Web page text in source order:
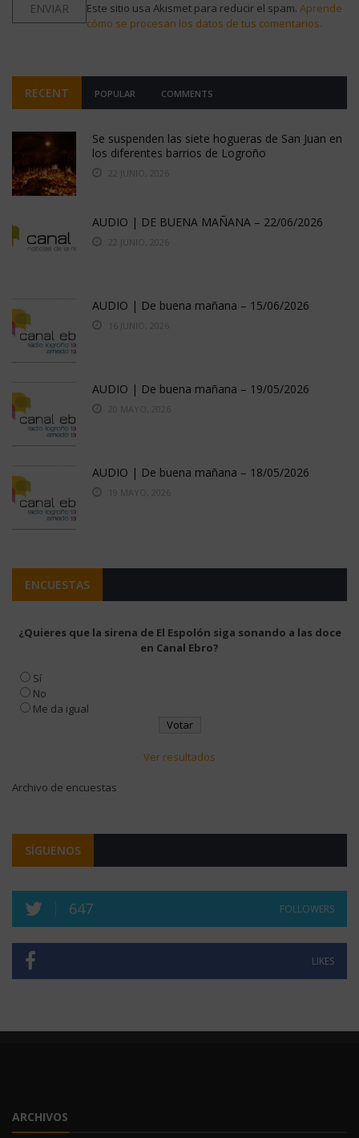
Este sitio usa Akismet para reducir el spam. Aprende
cómo se procesan los datos de tus comentarios.
RECENT POPULAR COMMENTS
Se suspenden las siete hogueras de San Juan en
los diferentes barrios de Logroño
22 JUNIO, 2026
AUDIO | DE BUENA MAÑANA – 22/06/2026
22 JUNIO, 2026
AUDIO | De buena mañana – 15/06/2026
16 JUNIO, 2026
AUDIO | De buena mañana – 19/05/2026
20 MAYO, 2026
AUDIO | De buena mañana – 18/05/2026
19 MAYO, 2026
ENCUESTAS
¿Quieres que la sirena de El Espolón siga sonando a las doce
en Canal Ebro?
Sí
No
Me da igual
Ver resultados
Archivo de encuestas
SÍGUENOS
647 FOLLOWERS
LIKES
ARCHIVOS